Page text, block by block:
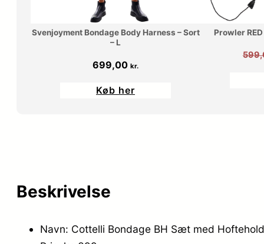
Svenjoyment Bondage Body Harness – Sort
– L
699,00 kr.
Køb her
Prowler
Beskrivelse
Navn: Cottelli Bondage BH Sæt med